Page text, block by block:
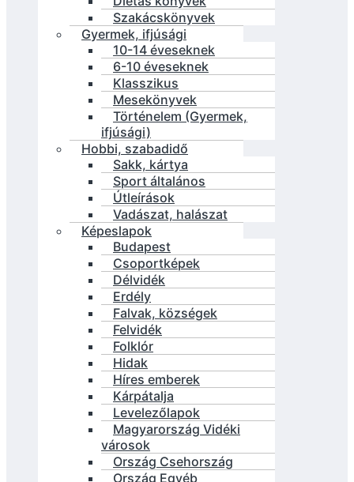
Szakácskönyvek
Gyermek, ifjúsági
10-14 éveseknek
6-10 éveseknek
Klasszikus
Mesekönyvek
Történelem (Gyermek,
ifjúsági)
Hobbi, szabadidő
Sakk, kártya
Sport általános
Útleírások
Vadászat, halászat
Képeslapok
Budapest
Csoportképek
Délvidék
Erdély
Falvak, községek
Felvidék
Folklór
Hidak
Híres emberek
Kárpátalja
Levelezőlapok
Magyarország Vidéki
városok
Ország Csehország
Ország Egyéb